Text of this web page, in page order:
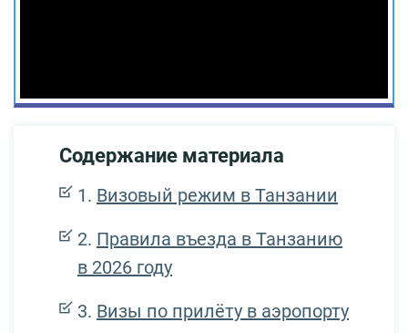
Содержание материала
Визовый режим в Танзании
Правила въезда в Танзанию
в 2026 году
Визы по прилёту в аэропорту